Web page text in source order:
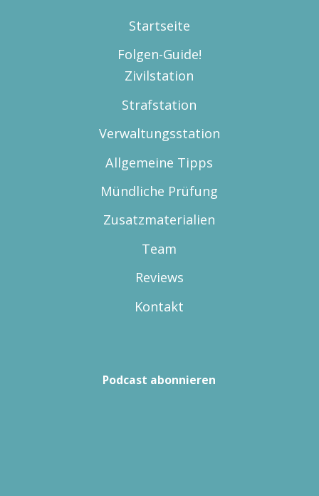
Startseite
Folgen-Guide!
Zivilstation
Strafstation
Verwaltungsstation
Allgemeine Tipps
Mündliche Prüfung
Zusatzmaterialien
Team
Reviews
Kontakt
Podcast abonnieren